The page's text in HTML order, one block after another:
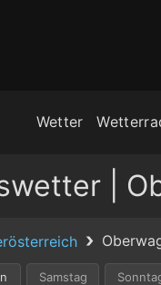
Wetter
|
Samstag